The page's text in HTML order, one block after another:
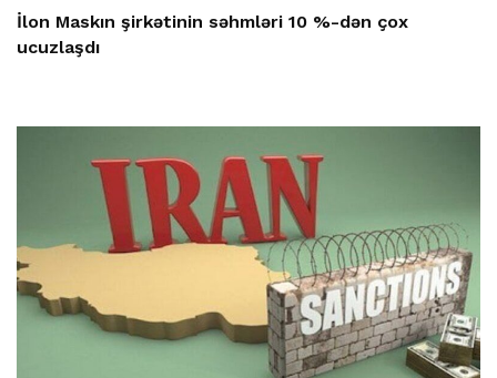
İlon Maskın şirkətinin səhmləri 10 %-dən çox
ucuzlaşdı